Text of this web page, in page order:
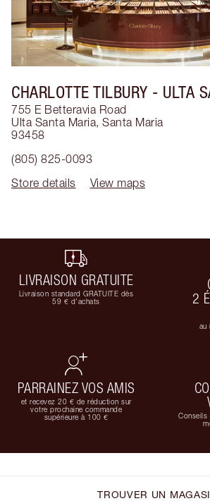
CHARLOTTE TILBURY - ULTA
755 E Betteravia Road
Ulta Santa Maria, Santa Maria
93458
(805) 825-0093
Store details
View maps
LIVRAISON GRATUITE
Livraison standard GRATUITE dès
59 € d'achats
2
au
PARRAINEZ VOS AMIS
et recevez 20 € de réduction sur
votre prochaine commande
supérieure à 100 €
Conseils
TROUVER UN